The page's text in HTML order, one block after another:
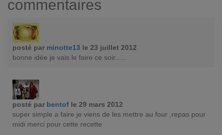
commentaires
posté par minotte13 le 23 juillet 2012
bonne idée je vais le faire ce soir......
posté par bentof le 29 mars 2012
super simple a faire je viens de les mettre au four ,repas pour
midi merci pour cette recette